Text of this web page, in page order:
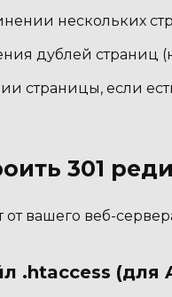
нескольких
дублей страниц
страницы, если
301
от вашего веб-
.htaccess (для